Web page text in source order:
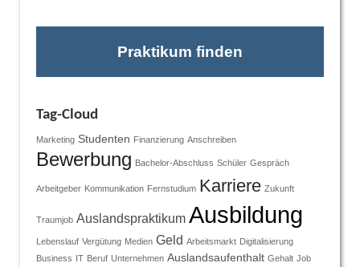
Praktikum finden
Tag-Cloud
Marketing Studenten Finanzierung Anschreiben
Bewerbung Bachelor-Abschluss Schüler Gespräch
Arbeitgeber Kommunikation Fernstudium Karriere Zukunft
Traumjob Auslandspraktikum Ausbildung
Lebenslauf Vergütung Medien Geld Arbeitsmarkt Digitalisierung
Business IT Beruf Unternehmen Auslandsaufenthalt Gehalt Job